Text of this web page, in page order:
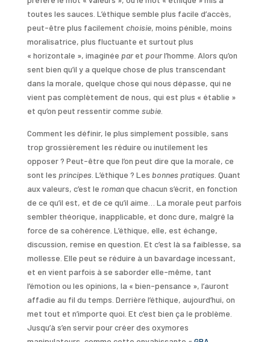
toutes les sauces. L’éthique semble plus facile d’accès,
peut-être plus facilement choisie, moins pénible, moins
moralisatrice, plus fluctuante et surtout plus
« horizontale », imaginée paret pourl’homme. Alors qu’on
sent bien qu’il y a quelque chose de plus transcendant
dans la morale, quelque chose qui nous dépasse, qui ne
vient pas complètement de nous, qui est plus « établie »
et qu’on peut ressentir comme subie.
Comment les définir, le plus simplement possible, sans
trop grossièrement les réduire ou inutilement les
opposer ? Peut-être que l’on peut dire que la morale, ce
sont les principes. L’éthique ? Les bonnes pratiques. Quant
aux valeurs, c’est le romanque chacun s’écrit, en fonction
de ce qu’il est, et de ce qu’il aime… La morale peut parfois
sembler théorique, inapplicable, et donc dure, malgré la
force de sa cohérence. L’éthique, elle, est échange,
discussion, remise en question. Et c’est là sa faiblesse, sa
mollesse. Elle peut se réduire à un bavardage incessant,
et en vient parfois à se saborder elle-même, tant
l’émotion ou les opinions, la « bien-pensance », l’auront
affadie au fil du temps. Derrière l’éthique, aujourd’hui, on
met tout et n’importe quoi. Et c’est bien ça le problème.
Jusqu’à s’en servir pour créer des oxymores